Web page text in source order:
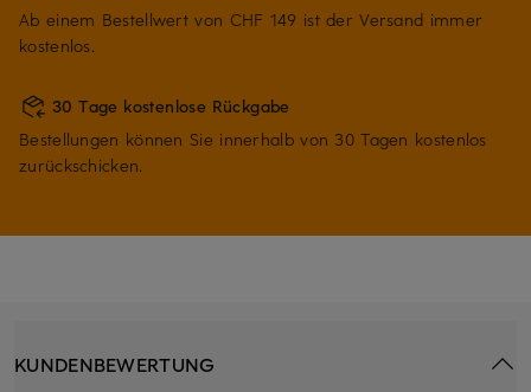
Ab einem Bestellwert von CHF 149 ist der Versand immer
kostenlos.
30 Tage kostenlose Rückgabe
Bestellungen können Sie innerhalb von 30 Tagen kostenlos
zurückschicken.
KUNDENBEWERTUNG